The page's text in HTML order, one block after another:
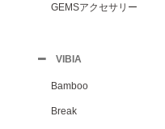
GEMSアクセサリー
VIBIA
Bamboo
Break